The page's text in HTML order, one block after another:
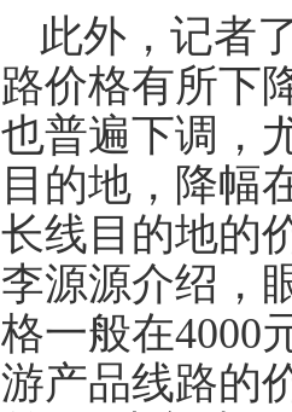
此外，记者
路价格有所下
也普遍下调，
目的地，降幅
长线目的地的
李源源介绍，
格一般在4000
游产品线路的